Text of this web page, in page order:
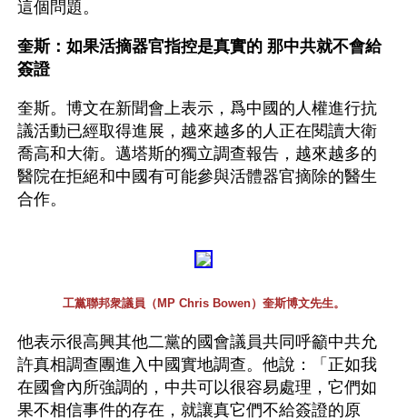
這個問題。
奎斯：如果活摘器官指控是真實的 那中共就不會給
簽證
奎斯。博文在新聞會上表示，爲中國的人權進行抗
議活動已經取得進展，越來越多的人正在閱讀大衛
喬高和大衛。邁塔斯的獨立調查報告，越來越多的
醫院在拒絕和中國有可能參與活體器官摘除的醫生
合作。
工黨聯邦衆議員（MP Chris Bowen）奎斯博文先生。
他表示很高興其他二黨的國會議員共同呼籲中共允
許真相調查團進入中國實地調查。他說：「正如我
在國會內所強調的，中共可以很容易處理，它們如
果不相信事件的存在，就讓真它們不給簽證的原